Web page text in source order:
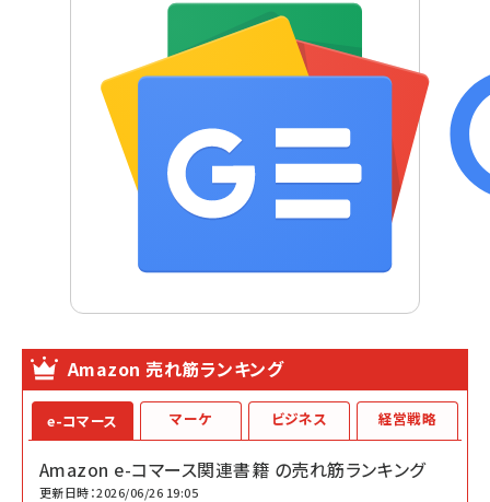
Amazon 売れ筋ランキング
e-コマース
Amazon e-コマース関連書籍 の売れ筋ランキング
更新日時：2026/06/26 19:05
マーケ ビジネス 経営戦略